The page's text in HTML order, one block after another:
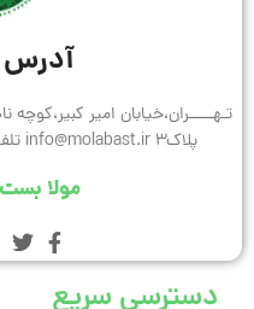
آدرس
پلاک3 info@molabast.ir تلفن : 09126700240 02133979335
مولا بست
دسترسی سریع